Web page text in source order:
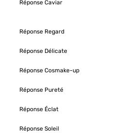
Réponse Caviar
Réponse Regard
Réponse Délicate
Réponse Cosmake-up
Réponse Pureté
Réponse Éclat
Réponse Soleil